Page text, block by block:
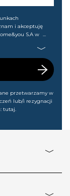
i akceptuję
S.A w
chwili
przetwarzamy w
lub/i rezygnacji
tutaj.